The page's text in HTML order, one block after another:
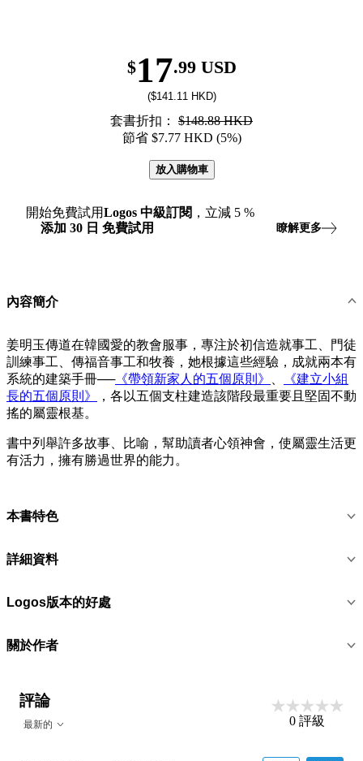
$17.99 USD
($141.11 HKD)
套書折扣： $148.88 HKD
節省 $7.77 HKD (5%)
放入購物車
開始免費試用Logos 中級訂閱 ，立減 5 %
添加 30 日 免費試用 瞭解更多
內容簡介
姜明玉傳道在韓國愛的教會服事，專注於初信造就事工、門徒
訓練事工、傳福音事工和牧養，她根據這些經驗，成就兩本有
系統的建築手冊──《帶領新家人的五個原則》
《建立小組
長的五個原則》
，各以五個支柱建造該階段最重要且堅固不動
搖的屬靈根基。
書中列舉許多故事、比喻，幫助讀者心領神會，使屬靈生活更
有活力，擁有勝過世界的能力。
本書特色
詳細資料
Logos版本的好處
關於作者
評論
最新的 0 評級